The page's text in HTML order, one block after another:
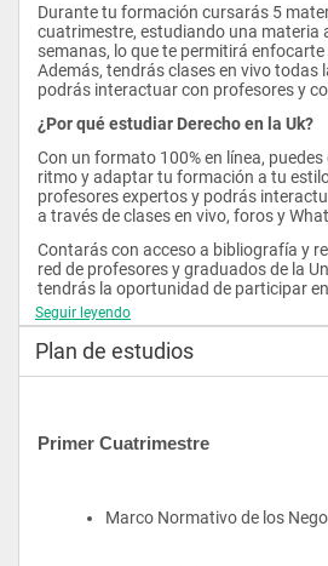
Durante tu formación cursarás 5
cuatrimestre, estudiando una materia
semanas, lo que te permitirá
Además, tendrás clases en vivo todas
podrás interactuar con profesores y
¿Por qué estudiar Derecho en la Uk?
Con un formato 100% en línea,
ritmo y adaptar tu formación a tu
profesores expertos y podrás
a través de clases en vivo, foros y
Contarás con acceso a bibliografía y
red de profesores y graduados de la
tendrás la oportunidad de participar
organizados por la universidad, y
vinculación laboral o emprendedora a
Al finalizar tu carrera, recibirás un
avalado por la Secretaría de
Seguir leyendo
Plan de estudios
Primer Cuatrimestre
Marco Normativo de los